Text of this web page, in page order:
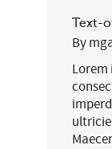
Text-
By